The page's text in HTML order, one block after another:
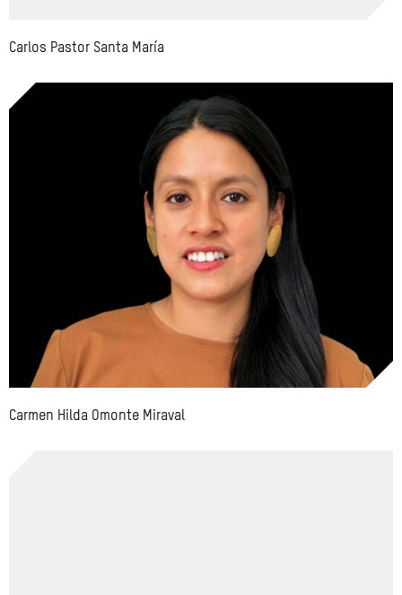
Carlos Pastor Santa María
Carmen Hilda Omonte Miraval